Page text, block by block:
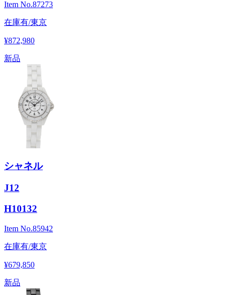
Item No.87273
在庫有/東京
¥872,980
新品
シャネル
J12
H10132
Item No.85942
在庫有/東京
¥679,850
新品